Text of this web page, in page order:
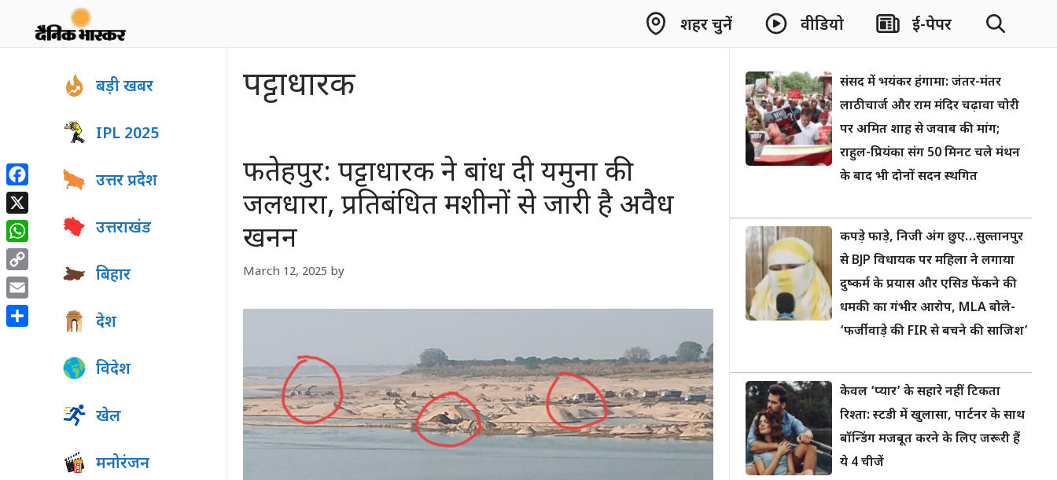
शहर चुनें वीडियो ई-पेपर
पट्टाधारक
फतेहपुर: पट्टाधारक ने बांध दी यमुना की
जलधारा, प्रतिबंधित मशीनों से जारी है अवैध
खनन
March 12, 2025 by
बड़ी खबर
IPL 2025
उत्तर प्रदेश
उत्तराखंड
बिहार
देश
विदेश
खेल
मनोरंजन
संसद में भयंकर हंगामा: जंतर-मंतर
लाठीचार्ज और राम मंदिर चढ़ावा चोरी
पर अमित शाह से जवाब की मांग;
राहुल-प्रियंका संग 50 मिनट चले मंथन
के बाद भी दोनों सदन स्थगित
कपड़े फाड़े, निजी अंग छुए…सुल्तानपुर
से BJP विधायक पर महिला ने लगाया
दुष्कर्म के प्रयास और एसिड फेंकने की
धमकी का गंभीर आरोप, MLA बोले-
‘फर्जीवाड़े की FIR से बचने की साजिश’
केवल ‘प्यार’ के सहारे नहीं टिकता
रिश्ता: स्टडी में खुलासा, पार्टनर के साथ
बॉन्डिंग मजबूत करने के लिए जरूरी हैं
ये 4 चीजें
Facebook
X
WhatsApp
Copy
Link
Email